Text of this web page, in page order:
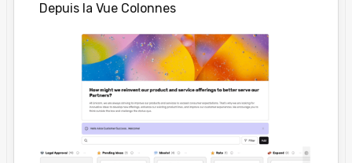
Depuis la Vue Colonnes